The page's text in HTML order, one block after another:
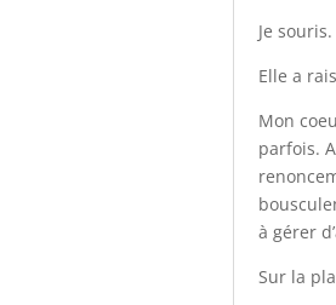
Je
Elle a
Mon
parfois.
à gérer
Sur la